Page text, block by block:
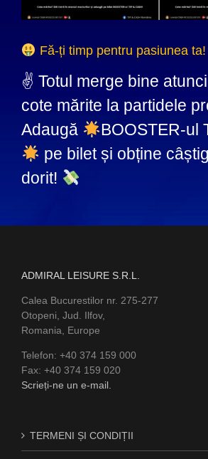
Fă-ți timp pentru pasiunea ta!
✌️ Totul merge bine
cote mărite la partidele
Adaugă
BOOSTER-ul
pe bilet și obține
dorit!
ADMIRAL LEISURE S.R.L.
Calea Bucurestilor nr. 275-277
Otopeni, Jud. Ilfov,
Romania, Europe
Telefon: +40 374 159 000
Fax: +40 374 159 020
Scrieți-ne un e-mail.
TERMENI ȘI CONDIȚII